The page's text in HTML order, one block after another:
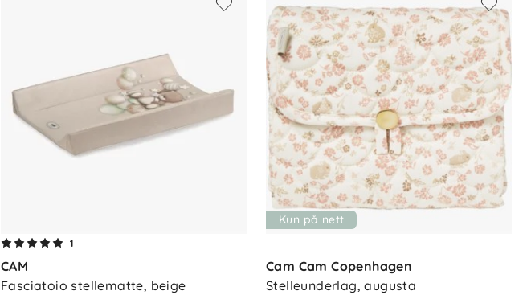
1
CAM
Fasciatoio stellematte, beige
Kun på nett
Cam Cam Copenhagen
Stelleunderlag, augusta